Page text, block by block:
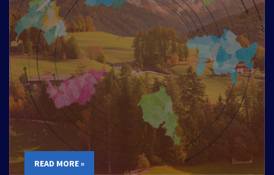
READ MORE »